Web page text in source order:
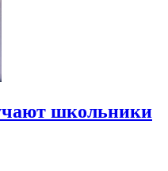
школьники